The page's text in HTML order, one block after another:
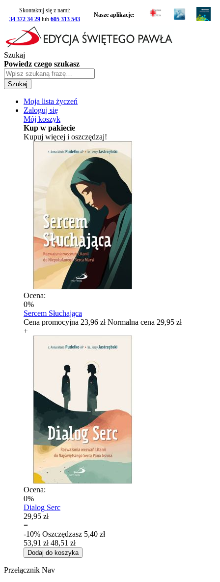
Skontaktuj się z nami:
34 372 34 29 lub 605 313 543
Nasze aplikacje:
Szukaj
Powiedz czego szukasz
Szukaj
Moja lista życzeń
Zaloguj się
Mój koszyk
Kup w pakiecie
Kupuj więcej i oszczędzaj!
Ocena:
0%
Sercem Słuchająca
Cena promocyjna 23,96 zł Normalna cena 29,95 zł
+
Ocena:
0%
Dialog Serc
29,95 zł
=
-10% Oszczędzasz 5,40 zł
53,91 zł 48,51 zł
Dodaj do koszyka
Przełącznik Nav